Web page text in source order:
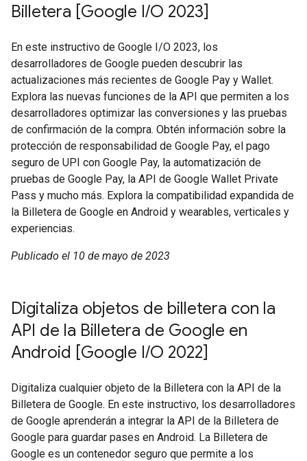
Billetera [Google I/O 2023]
En este instructivo de Google I/O 2023, los
desarrolladores de Google pueden descubrir las
actualizaciones más recientes de Google Pay y Wallet.
Explora las nuevas funciones de la API que permiten a los
desarrolladores optimizar las conversiones y las pruebas
de confirmación de la compra. Obtén información sobre la
protección de responsabilidad de Google Pay, el pago
seguro de UPI con Google Pay, la automatización de
pruebas de Google Pay, la API de Google Wallet Private
Pass y mucho más. Explora la compatibilidad expandida de
la Billetera de Google en Android y wearables, verticales y
experiencias.
Publicado el 10 de mayo de 2023
Digitaliza objetos de billetera con la
API de la Billetera de Google en
Android [Google I/O 2022]
Digitaliza cualquier objeto de la Billetera con la API de la
Billetera de Google. En este instructivo, los desarrolladores
de Google aprenderán a integrar la API de la Billetera de
Google para guardar pases en Android. La Billetera de
Google es un contenedor seguro que permite a los